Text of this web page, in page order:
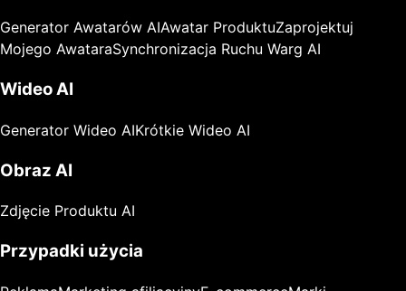
Generator Awatarów AIAwatar ProduktuZaprojektuj
Mojego AwataraSynchronizacja Ruchu Warg AI
Wideo AI
Generator Wideo AIKrótkie Wideo AI
Obraz AI
Zdjęcie Produktu AI
Przypadki użycia